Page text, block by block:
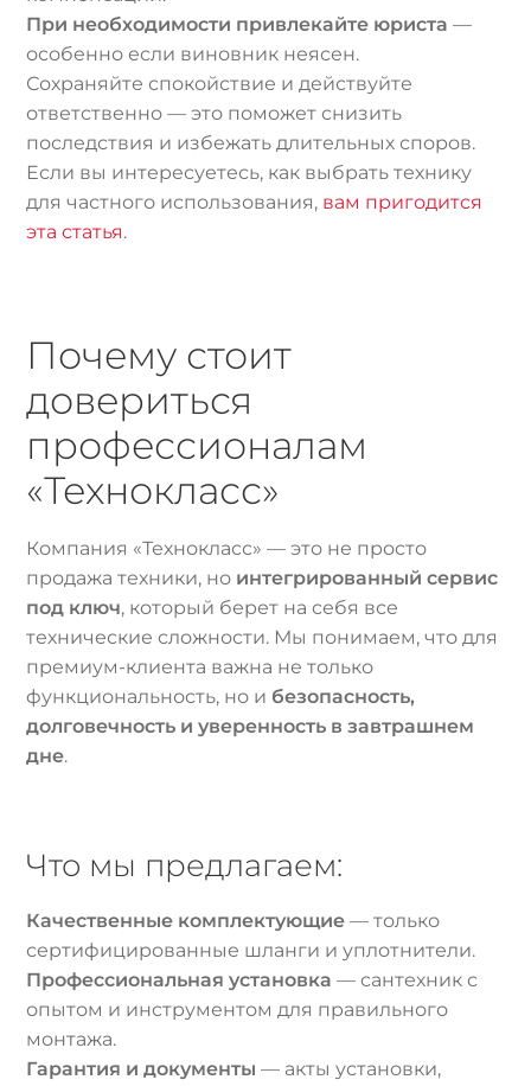
При необходимости привлекайте юриста —
особенно если виновник неясен.
Сохраняйте спокойствие и действуйте
ответственно — это поможет снизить
последствия и избежать длительных споров.
Если вы интересуетесь, как выбрать технику
для частного использования, вам пригодится
эта статья.
Почему стоит
довериться
профессионалам
«Технокласс»
Компания «Технокласс» — это не просто
продажа техники, но интегрированный сервис
под ключ, который берет на себя все
технические сложности. Мы понимаем, что для
премиум-клиента важна не только
функциональность, но и безопасность,
долговечность и уверенность в завтрашнем
дне.
Что мы предлагаем:
Качественные комплектующие — только
сертифицированные шланги и уплотнители.
Профессиональная установка — сантехник с
опытом и инструментом для правильного
монтажа.
Гарантия и документы — акты установки,